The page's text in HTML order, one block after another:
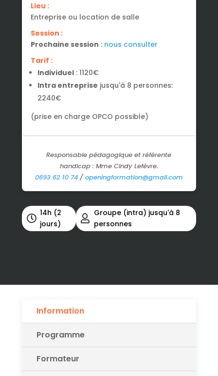
Lieu :
Entreprise ou location de salle
Session :
Prochaine session : nous consulter
Tarif :
Individuel: 1120€
Intra entreprise jusqu'à 8 personnes:
2240€
(prise en charge OPCO possible)
Responsable pédagogique et référente
handicap : Mme Cindy Lefèvre.
0693 62 10 74/ openingformation@gmail.com

14h (2
jours)

Groupe (intra) jusqu'à 8
personnes
Information
Programme
Formateur